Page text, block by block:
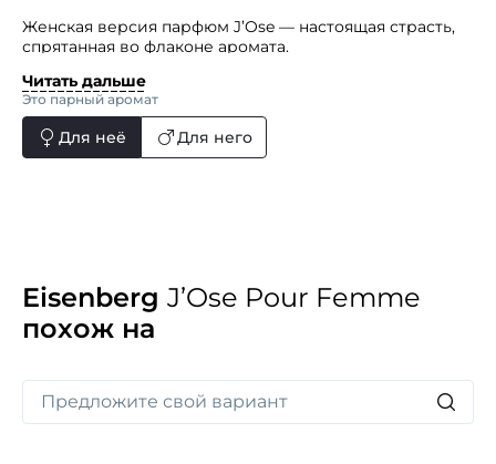
Женская версия парфюм J’Ose — настоящая страсть,
спрятанная во флаконе аромата.
Посвящение уникальной женщине, которая привыкла
к комплиментам и ожидает услышать от своих
поклонников нечто большее, чем обычные признания.
Ее всегда окружает какая-то тайна, и это делает
ее еще более соблазнительной и желанной. Мнение
Читать дальше
Это парный аромат
Для неё Для него
Eisenberg J’Ose Pour Femme
похож на